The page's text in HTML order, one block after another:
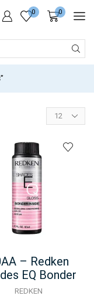
0 0
Products
per
– Redken
EQ Bonder
– 60ML
REDKEN